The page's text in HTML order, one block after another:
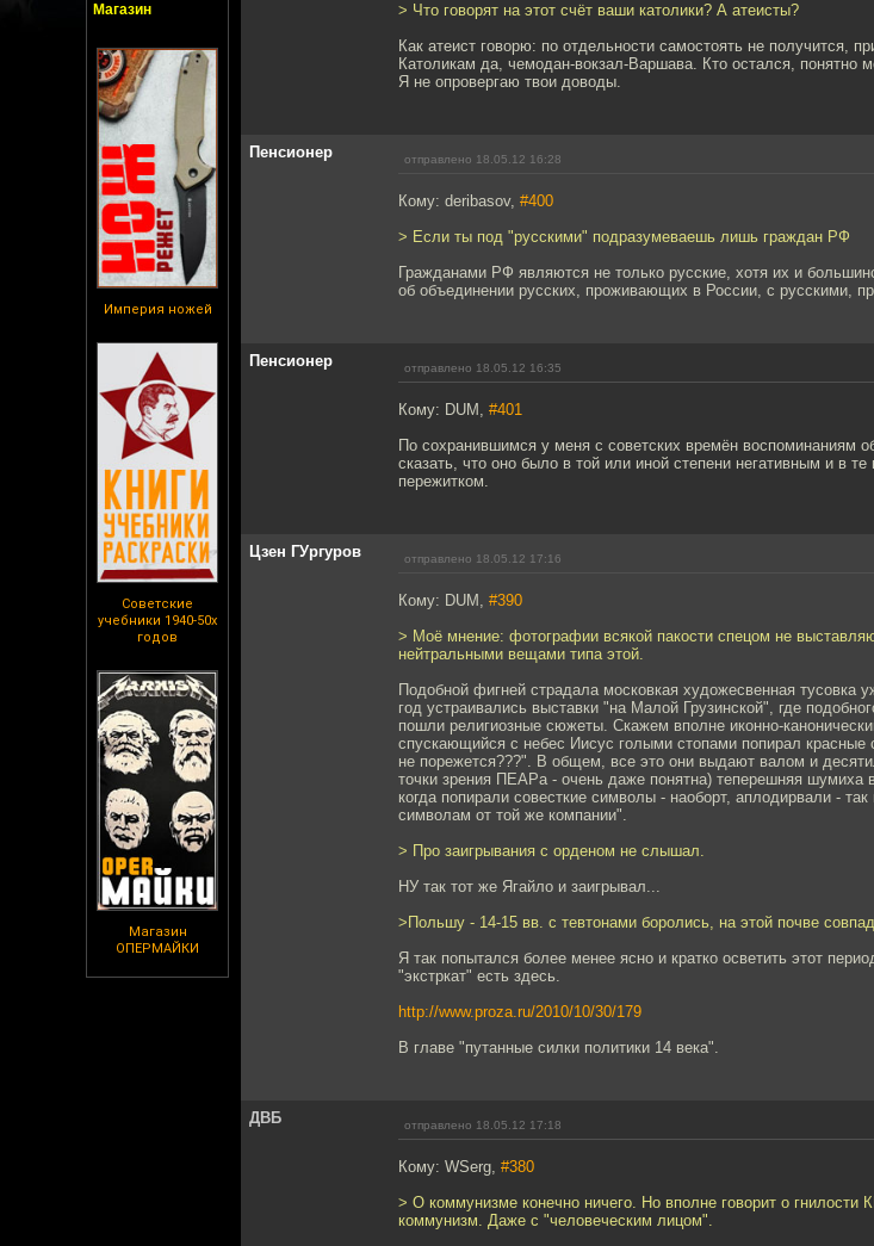
Магазин
Империя ножей
Советские
учебники 1940-50х
годов
Магазин
ОПЕРМАЙКИ
> Что говорят на этот счёт ваши католики? А атеисты?
Как атеист говорю: по отдельности самостоять не получится,
Католикам да, чемодан-вокзал-Варшава. Кто остался, понятно
Я не опровергаю твои доводы.
Пенсионер отправлено 18.05.12 16:28
Кому: deribasov, #400
> Если ты под "русскими" подразумеваешь лишь граждан РФ
Гражданами РФ являются не только русские, хотя их и
об объединении русских, проживающих в России, с русскими,
Пенсионер отправлено 18.05.12 16:35
Кому: DUM, #401
По сохранившимся у меня с советских времён воспоминаниям
сказать, что оно было в той или иной степени негативным и в
пережитком.
Цзен ГУргуров отправлено 18.05.12 17:16
Кому: DUM, #390
> Моё мнение: фотографии всякой пакости спецом не
нейтральными вещами типа этой.
Подобной фигней страдала московкая художесвенная тусовка
год устраивались выставки "на Малой Грузинской", где
пошли религиозные сюжеты. Скажем вполне иконно-
спускающийся с небес Иисус голыми стопами попирал
не порежется???". В общем, все это они выдают валом и
точки зрения ПЕАРа - очень даже понятна) теперешняя шумиха
когда попирали совесткие символы - наоборт, аплодирвали -
символам от той же компании".
> Про заигрывания с орденом не слышал.
НУ так тот же Ягайло и заигрывал...
>Польшу - 14-15 вв. с тевтонами боролись, на этой почве
Я так попытался более менее ясно и кратко осветить этот
"экстркат" есть здесь.
http://www.proza.ru/2010/10/30/179
В главе "путанные силки политики 14 века".
ДВБ отправлено 18.05.12 17:18
Кому: WSerg, #380
> О коммунизме конечно ничего. Но вполне говорит о
коммунизм. Даже с "человеческим лицом".